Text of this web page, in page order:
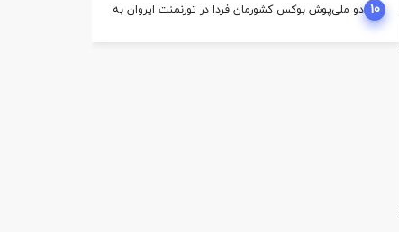
10 دو ملی‌پوش بوکس کشورمان فردا در تورنمنت ایروان به